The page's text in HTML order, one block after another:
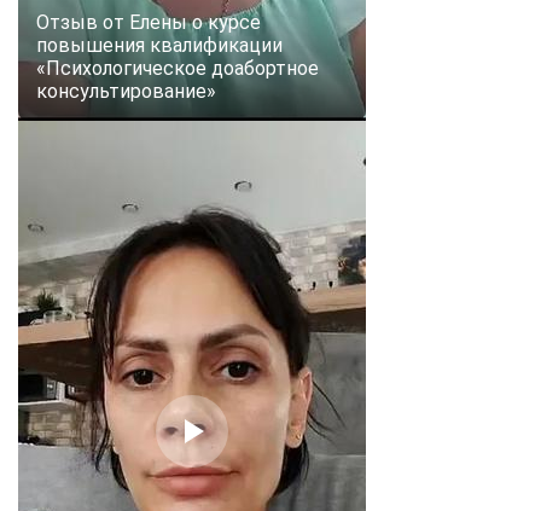
Отзыв от Елены о курсе
повышения квалификации
«Психологическое доабортное
консультирование»
Vkontakte EMail
Max